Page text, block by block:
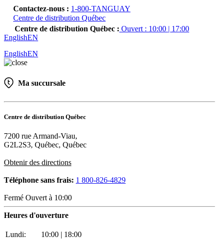
Contactez-nous : 1-800-TANGUAY
Centre de distribution Québec
Centre de distribution Québec : Ouvert : 10:00 | 17:00
EnglishEN
EnglishEN
Ma succursale
Centre de distribution Québec
7200 rue Armand-Viau,
G2L2S3, Québec, Québec
Obtenir des directions
Téléphone sans frais: 1 800-826-4829
Fermé Ouvert à 10:00
Heures d'ouverture
Lundi:
10:00 | 18:00